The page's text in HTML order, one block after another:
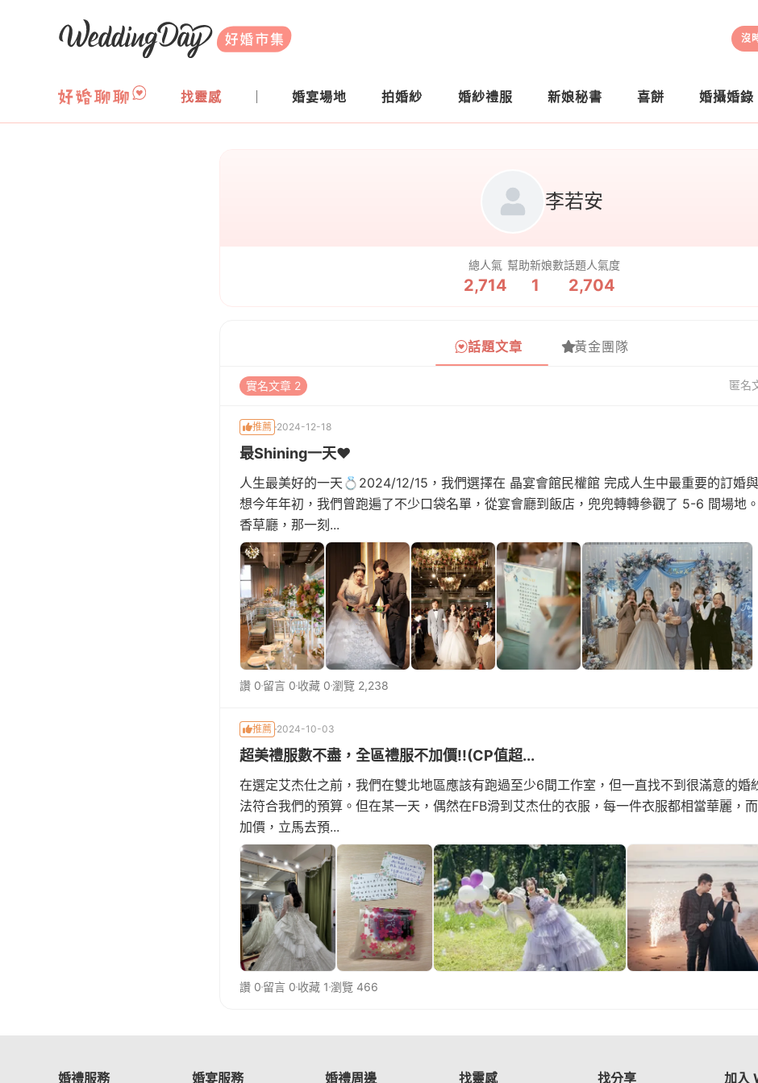
WeddingDay 好婚市集
沒
找靈感 婚宴場地 拍婚紗 婚紗禮服 新娘秘書 喜餅 婚攝婚錄
李若安
總人氣
2,714
幫助新娘數
1
話題人氣度
2,704
話題文章 黃金團隊
實名文章 2 匿名
推薦 2024-12-18
最Shining一天♥
人生最美好的一天💍2024/12/15，我們選擇在 晶宴會館民權館 完成人生中最重要的訂婚
想今年年初，我們曾跑遍了不少口袋名單，從宴會廳到飯店，兜兜轉轉參觀了 5-6 間場地
香草廳，那一刻...
讚 0 留言 0 收藏 0瀏覽 2,238
推薦 2024-10-03
超美禮服數不盡，全區禮服不加價!!(CP值超...
在選定艾杰仕之前，我們在雙北地區應該有跑過至少6間工作室，但一直找不到很滿意的婚
法符合我們的預算。但在某一天，偶然在FB滑到艾杰仕的衣服，每一件衣服都相當華麗，
加價，立馬去預...
讚 0 留言 0 收藏 1 瀏覽 466
婚禮服務 婚宴服務 婚禮周邊 找靈感 找分享 加入